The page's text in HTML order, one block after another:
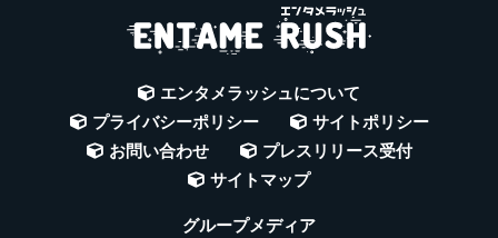
エンタメラッシュについて
プライバシーポリシー
サイトポリシー
お問い合わせ
プレスリリース受付
サイトマップ
グループメディア